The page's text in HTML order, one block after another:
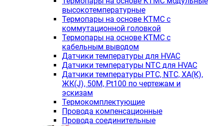
высокотемпературные
Термопары на основе КТМС с
коммутационной головкой
Термопары на основе КТМС с
кабельным выводом
Датчики температуры для HVAC
Датчики температуры NTC для HVAC
Датчики температуры PTС, NTC, ХА(К),
ЖК(J), 50М, Pt100 по чертежам и
эскизам
Термокомплектующие
Провода компенсационные
Провода соединительные